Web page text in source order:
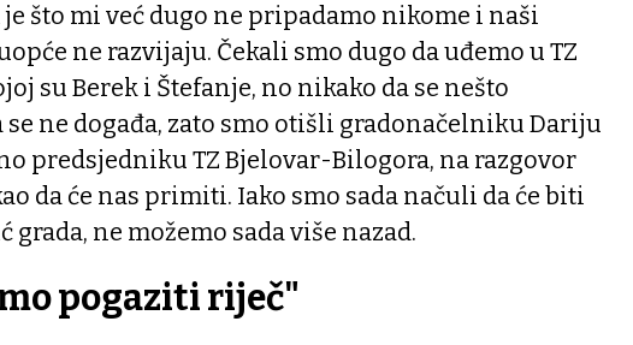
što mi već dugo ne pripadamo nikome i naši
ne razvijaju. Čekali smo dugo da uđemo u TZ
su Berek i Štefanje, no nikako da se nešto
ne događa, zato smo otišli gradonačelniku Dariju
predsjedniku TZ Bjelovar-Bilogora, na razgovor
da će nas primiti. Iako smo sada načuli da će biti
grada, ne možemo sada više nazad.
pogaziti riječ"